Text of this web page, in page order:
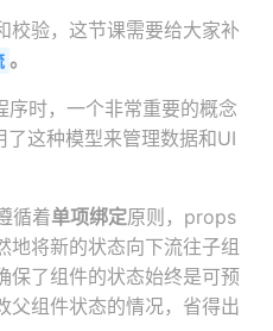
校验，这节课需要给大家补
。
序时，一个非常重要的概念
这种模型来管理数据和UI
循着单项绑定原则，props
地将新的状态向下流往子组
保了组件的状态始终是可预
父组件状态的情况，省得出